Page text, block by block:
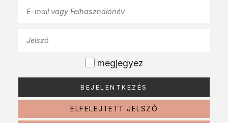
megjegyez
ELFELEJTETT JELSZÓ